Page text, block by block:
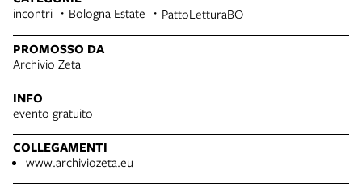
incontri Bologna Estate PattoLetturaBO
PROMOSSO DA
Archivio Zeta
INFO
evento gratuito
COLLEGAMENTI
www.archiviozeta.eu